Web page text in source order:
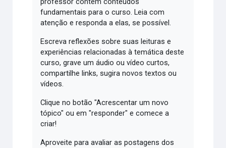
fundamentais para o curso. Leia com
atenção e responda a elas, se possível.
Escreva reflexões sobre suas leituras e
experiências relacionadas à temática deste
curso, grave um áudio ou vídeo curtos,
compartilhe links, sugira novos textos ou
vídeos.
Clique no botão "Acrescentar um novo
tópico" ou em "responder" e comece a
criar!
Aproveite para avaliar as postagens dos